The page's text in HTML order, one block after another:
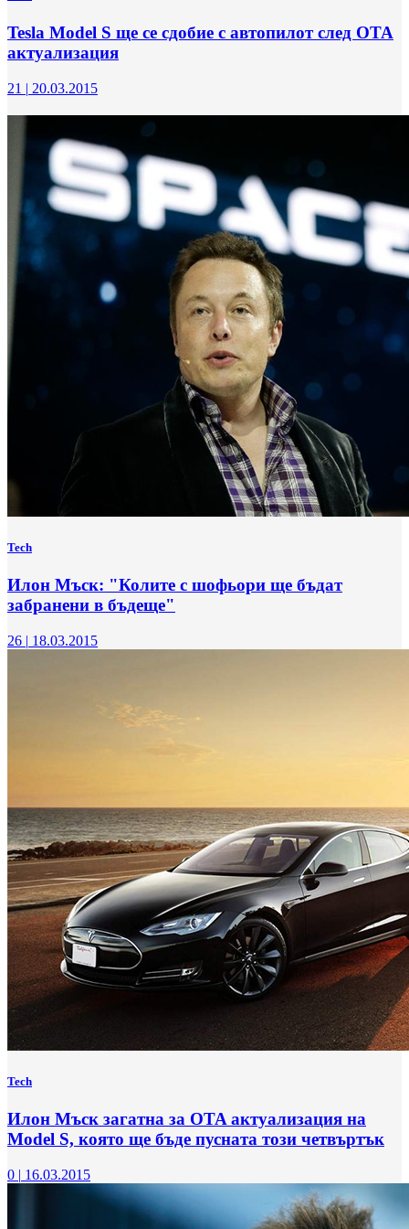
Tesla Model S ще се сдобие с автопилот след OTA
актуализация
21 | 20.03.2015
Tech
Илон Мъск: "Колите с шофьори ще бъдат
забранени в бъдеще"
26 | 18.03.2015
Tech
Илон Мъск загатна за OTA актуализация на
Model S, която ще бъде пусната този четвъртък
0 | 16.03.2015